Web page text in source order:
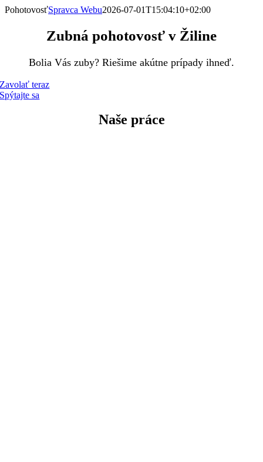
Skip
PohotovosťSpravca Webu2026-07-01T15:04:10+02:00
Zubná pohotovosť v Žiline
Bolia Vás zuby? Riešime akútne prípady ihneď.
Zavolať teraz
Spýtajte sa
Naše práce